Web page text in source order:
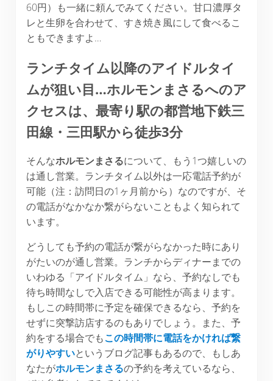
60円）も一緒に頼んでみてください。甘口濃厚タ
レと生卵を合わせて、すき焼き風にして食べるこ
ともできますよ…
ランチタイム以降のアイドルタイ
ムが狙い目…ホルモンまさるへのア
クセスは、最寄り駅の都営地下鉄三
田線・三田駅から徒歩3分
そんなホルモンまさるについて、もう1つ嬉しいの
は通し営業。ランチタイム以外は一応電話予約が
可能（注：訪問日の1ヶ月前から）なのですが、そ
の電話がなかなか繋がらないこともよく知られて
います。
どうしても予約の電話が繋がらなかった時にあり
がたいのが通し営業。ランチからディナーまでの
いわゆる「アイドルタイム」なら、予約なしでも
待ち時間なしで入店できる可能性が高まります。
もしこの時間帯に予定を確保できるなら、予約を
せずに突撃訪店するのもありでしょう。また、予
約をする場合でもこの時間帯に電話をかければ繋
がりやすいというブログ記事もあるので、もしあ
なたがホルモンまさるの予約を考えているなら、